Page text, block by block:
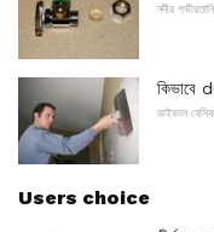
নদীর
কিভাবে
ডাইভাল বেসিক
Users choice